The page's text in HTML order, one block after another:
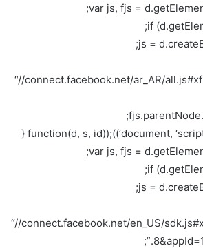
var js, fjs =
if
js =
“//connect.facebook.net/ar_AR/
var js, fjs =
if
js =
“//connect.facebook.net/en_US/